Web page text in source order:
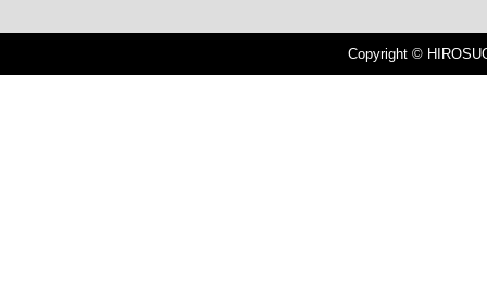
Copyright ©